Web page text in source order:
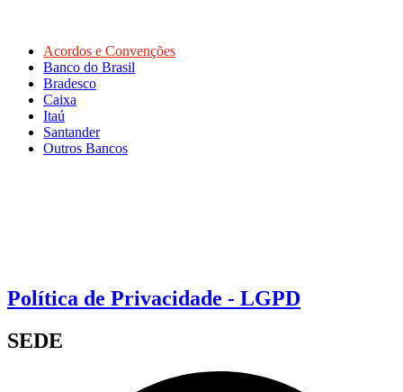
Acordos e Convenções
Banco do Brasil
Bradesco
Caixa
Itaú
Santander
Outros Bancos
Política de Privacidade - LGPD
SEDE